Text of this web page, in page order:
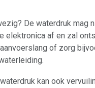
De waterdruk mag
elektronica af en zal
of zorg
kan ook